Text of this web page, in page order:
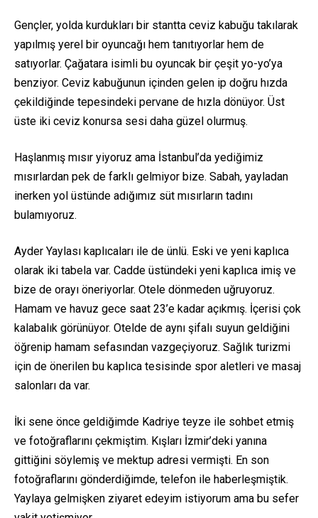
Gençler, yolda kurdukları bir stantta ceviz kabuğu takılarak
yapılmış yerel bir oyuncağı hem tanıtıyorlar hem de
satıyorlar. Çağatara isimli bu oyuncak bir çeşit yo-yo’ya
benziyor. Ceviz kabuğunun içinden gelen ip doğru hızda
çekildiğinde tepesindeki pervane de hızla dönüyor. Üst
üste iki ceviz konursa sesi daha güzel olurmuş.
Haşlanmış mısır yiyoruz ama İstanbul’da yediğimiz
mısırlardan pek de farklı gelmiyor bize. Sabah, yayladan
inerken yol üstünde adığımız süt mısırların tadını
bulamıyoruz.
Ayder Yaylası kaplıcaları ile de ünlü. Eski ve yeni kaplıca
olarak iki tabela var. Cadde üstündeki yeni kaplıca imiş ve
bize de orayı öneriyorlar. Otele dönmeden uğruyoruz.
Hamam ve havuz gece saat 23’e kadar açıkmış. İçerisi çok
kalabalık görünüyor. Otelde de aynı şifalı suyun geldiğini
öğrenip hamam sefasından vazgeçiyoruz. Sağlık turizmi
için de önerilen bu kaplıca tesisinde spor aletleri ve masaj
salonları da var.
İki sene önce geldiğimde Kadriye teyze ile sohbet etmiş
ve fotoğraflarını çekmiştim. Kışları İzmir’deki yanına
gittiğini söylemiş ve mektup adresi vermişti. En son
fotoğraflarını gönderdiğimde, telefon ile haberleşmiştik.
Yaylaya gelmişken ziyaret edeyim istiyorum ama bu sefer